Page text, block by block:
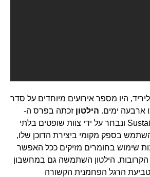
היו מספר אירועים מיוחדים על סדר
ימים.הילטוןזכתה בפרס ה-
Sustainable Stand Award ונבחר על ידי צוות שופטים בלתי
בספק מקומי ביצירת הדוכן שלו,
שימוש בחומרים מזיקים ככל האפשר
הילטון השתמשה גם במחשבון
הרגל הפחמנית הקשורה